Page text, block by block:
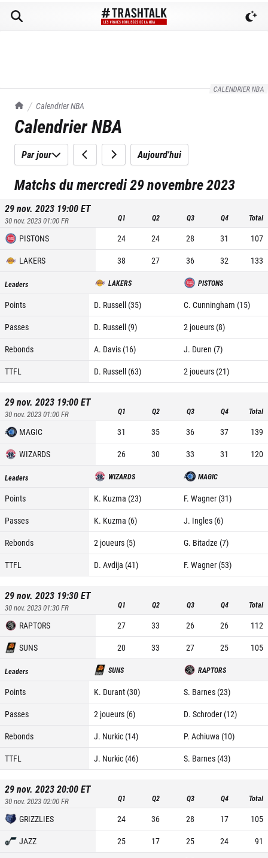
CALENDRIER NBA
TrashTalk Actu NBA
Calendrier NBA
Calendrier NBA
Par jour Aujourd'hui
Matchs du mercredi 29 novembre 2023
29 nov. 2023 19:00ET
30 nov. 2023 01:00FR Q1 Q2 Q3 Q4 Total
PISTONS 24 24 28 31
107
LAKERS
38 27 36 32 133
Leaders LAKERS PISTONS
Points D. Russell (35)
C. Cunningham (15)
Passes
D. Russell (9)
2 joueurs (8)
Rebonds
A. Davis (16)
J. Duren (7)
TTFL
D. Russell (63) 2 joueurs (21)
29 nov. 2023 19:00ET
30 nov. 2023 01:00FR Q1 Q2 Q3 Q4 Total
MAGIC 31 35 36 37
139
WIZARDS
26 30 33 31 120
Leaders WIZARDS MAGIC
Points K. Kuzma (23)
F. Wagner (31)
Passes
K. Kuzma (6)
J. Ingles (6)
Rebonds
2 joueurs (5)
G. Bitadze (7)
TTFL
D. Avdija (41) F. Wagner (53)
29 nov. 2023 19:30ET
30 nov. 2023 01:30FR Q1 Q2 Q3 Q4 Total
RAPTORS 27 33 26 26
112
SUNS
20 33 27 25 105
Leaders SUNS RAPTORS
Points K. Durant (30)
S. Barnes (23)
Passes
2 joueurs (6)
D. Schroder (12)
Rebonds
J. Nurkic (14)
P. Achiuwa (10)
TTFL
J. Nurkic (46) S. Barnes (43)
29 nov. 2023 20:00ET
30 nov. 2023 02:00FR Q1 Q2 Q3 Q4 Total
GRIZZLIES 24 36 28 17
105
JAZZ
25 17 25 24 91